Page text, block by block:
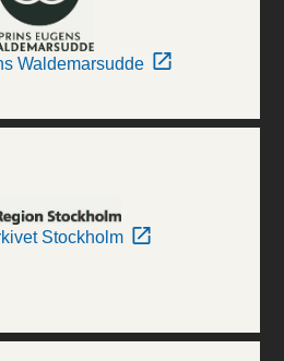
Waldemarsudde
Stockholm